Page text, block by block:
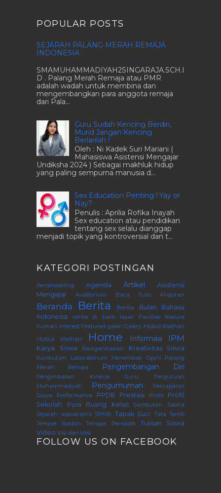
POPULAR POSTS
SEJARAH PALANG MERAH REMAJA
INDONESIA
SMAMUHAMMADIYAH2SINGARAJA.SCH.I
D . Palang Merah Remaja atau PMR
adalah wadah untuk membina dan
mengembangkan para anggota remaja
dari Pala...
Guru Sudah Kencing Berdiri,
Murid Jangan Kencing
Berlarilah !
Oleh : Ni Kadek Suri Mariani (
Mahasiswa Asistensi Mengajar
Undiksha 2024 ) Sebagai makhluk hidup
yang paling sempurna manusia d...
Sex Education Penting ! Yay or
Nay?
Penulis : Aprilia Rofika Inayah
Sex education atau pendidikan
tentang sex selalu dianggap
menjadi topik yang kontroversial dan t...
KATEGORI POSTINGAN
Aeromodeling Agenda Artikel
Asistensi
Mengajar
Auditorium Baca Tulis Al-quran
Beranda Berita Berita.
Bulan Bahasa
Indonesia
cerita di balik layar Fasilitas
feature
human interest Featured galeri Galery Hisbul Wathan
Hizbul Wathan
Home Informasi IPM
Karya Siswa Keorganisasian Kreativitas Siswa
Kurikulum Laboratorium Menembak Opini
Palang
Merah Remaja
Pengembangan Diri
Pengimbasan Kinerja Guru Perguruan
Muhammadiyah
Pengumuman
Percapaian
Siswa
Performance PPDB Prestasi Profil
Profil
Sekolah
Puisi Ruang Kelas Sambutan
Sastra
Sejarah sosiodrama SPMB Tapak Suci Tata Tertib
Tempat Ibadah
Tenaga Pendidik
Tulisan Siswa
Video Visi dan Misi
FOLLOW US ON FACEBOOK